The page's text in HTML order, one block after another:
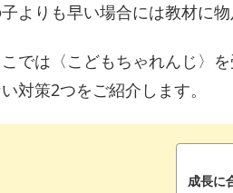
よりも早い場合には教材に
では〈こどもちゃれんじ〉
対策2つをご紹介します。
成長に